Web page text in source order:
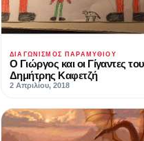
ΔΙΑΓΩΝΙΣΜΌΣ ΠΑΡΑΜΥΘΙΟΎ
Ο Γιώργος και οι Γίγαντες του
Δημήτρης Καφετζή
2 Απριλίου, 2018